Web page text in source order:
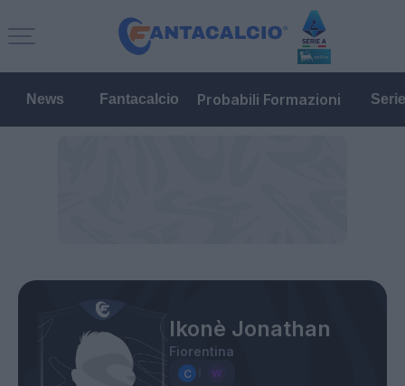
News Fantacalcio Probabili Formazioni
Ikonè Jonathan
Fiorentina